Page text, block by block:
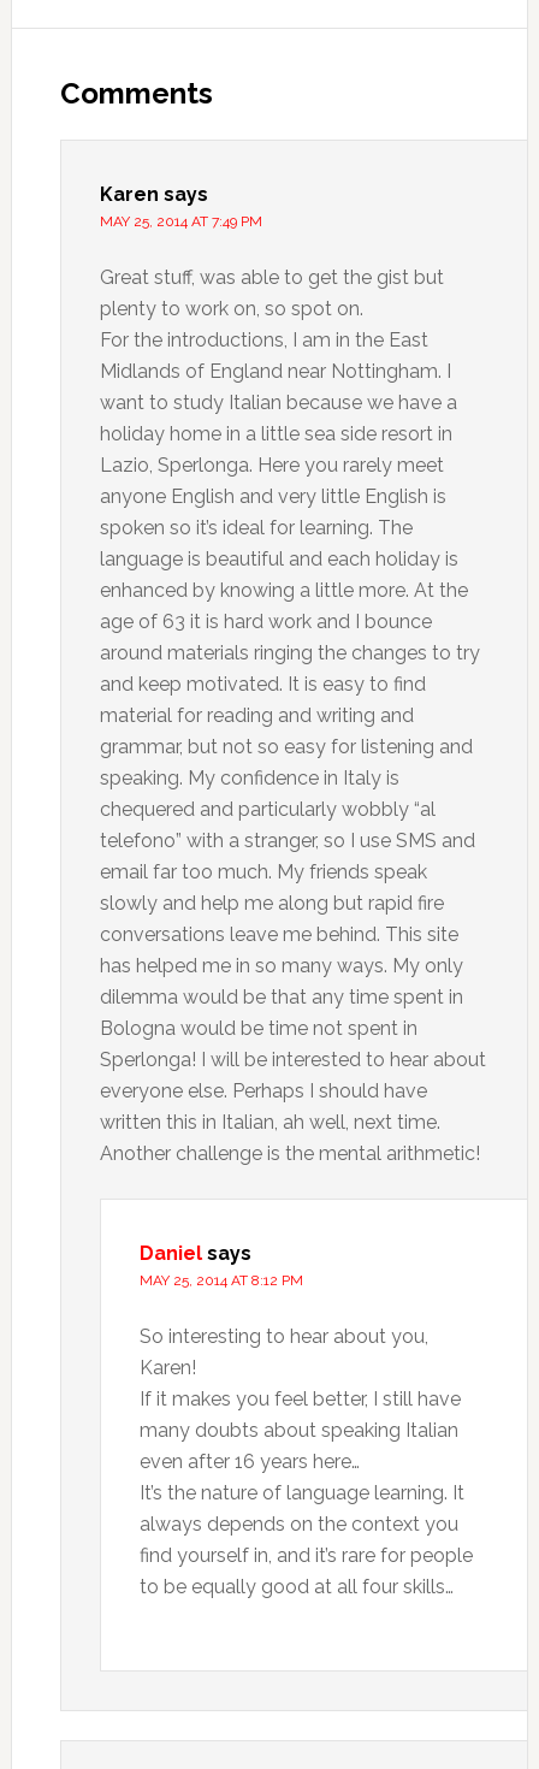
Comments
Karen says
MAY 25, 2014 AT 7:49 PM
Great stuff, was able to get the gist but
plenty to work on, so spot on.
For the introductions, I am in the East
Midlands of England near Nottingham. I
want to study Italian because we have a
holiday home in a little sea side resort in
Lazio, Sperlonga. Here you rarely meet
anyone English and very little English is
spoken so it’s ideal for learning. The
language is beautiful and each holiday is
enhanced by knowing a little more. At the
age of 63 it is hard work and I bounce
around materials ringing the changes to try
and keep motivated. It is easy to find
material for reading and writing and
grammar, but not so easy for listening and
speaking. My confidence in Italy is
chequered and particularly wobbly “al
telefono” with a stranger, so I use SMS and
email far too much. My friends speak
slowly and help me along but rapid fire
conversations leave me behind. This site
has helped me in so many ways. My only
dilemma would be that any time spent in
Bologna would be time not spent in
Sperlonga! I will be interested to hear about
everyone else. Perhaps I should have
written this in Italian, ah well, next time.
Another challenge is the mental arithmetic!
Daniel says
MAY 25, 2014 AT 8:12 PM
So interesting to hear about you,
Karen!
If it makes you feel better, I still have
many doubts about speaking Italian
even after 16 years here…
It’s the nature of language learning. It
always depends on the context you
find yourself in, and it’s rare for people
to be equally good at all four skills…